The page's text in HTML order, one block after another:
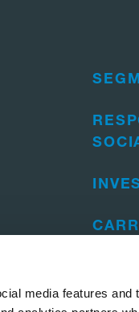
media features